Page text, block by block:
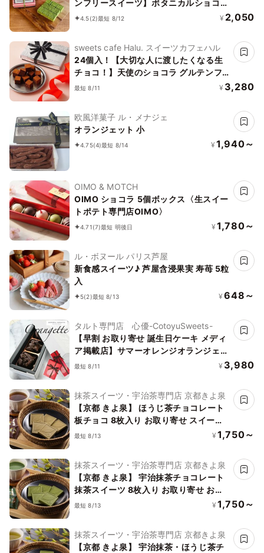
ンフリースイーツ】ボタニカルショコラ
生チョコ 京抹茶 〜京豆腐を使用したシ
慮》
4.5(2)最短 8/12 ¥ 2,050
sweets cafe Halu. スイーツカフェハル
24個入！【大切な人に渡したくなる生
チョコ！】天使のショコラ グルテンフ
リー
最短 8/11 ¥ 3,280
欧風洋菓子 ル・メナジェ
オランジェット 小
4.75(4)最短 8/14 ¥ 1,940～
OIMO & MOTCH
OIMO ショコラ 5個ボックス〈生スイー
トポテト専門店OIMO〉
4.71(7)最短 明後日 ¥ 1,780～
ル・ボヌール パリス芦屋
新食感スイーツ♪ 芦屋含浸果実 寿苺 5粒
入
5(2)最短 8/13 ¥ 648～
タルト専門店 心優-CotoyuSweets-
【早割 お取り寄せ 誕生日ケーキ メディ
ア掲載店】サマーオレンジオランジェッ
ト 5粒3箱セット お中元2026
最短 8/11 ¥ 3,980
抹茶スイーツ・宇治茶専門店 京都きよ泉
【京都 きよ泉】 ほうじ茶チョコレート
板チョコ 8枚入り お取り寄せ スイーツ
お菓子
最短 8/13 ¥ 1,750～
抹茶スイーツ・宇治茶専門店 京都きよ泉
【京都 きよ泉】 宇治抹茶チョコレート
抹茶スイーツ 8枚入り お取り寄せ お菓
子 ギフト プレゼント
最短 8/13 ¥ 1,750～
抹茶スイーツ・宇治茶専門店 京都きよ泉
【京都 きよ泉】 宇治抹茶・ほうじ茶チ